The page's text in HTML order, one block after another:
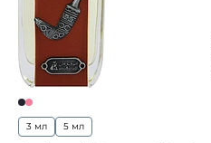
3 мл 5 мл